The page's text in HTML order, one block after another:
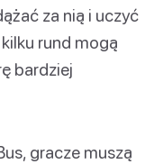
za nią i uczyć
rund mogą
bardziej
gracze muszą